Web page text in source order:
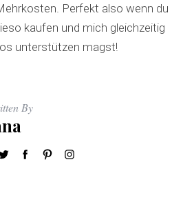
Perfekt also wenn du
kaufen und mich gleichzeitig
unterstützen magst!
By